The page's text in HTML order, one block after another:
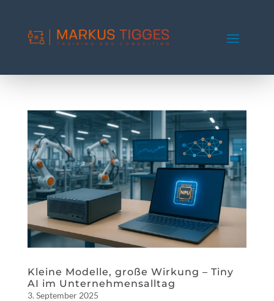
Kleine Modelle, große Wirkung – Tiny
AI im Unternehmensalltag
3. September 2025